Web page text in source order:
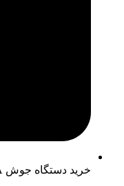
خرید دستگاه جوش MMA ( دستگاه رکتیفایر)